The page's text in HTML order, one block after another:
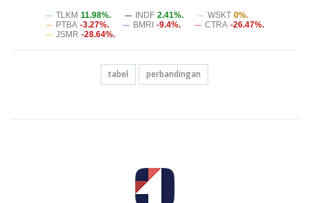
TLKM 11.98%. INDF 2.41%. WSKT 0%.
PTBA -3.27%. BMRI -9.4%. CTRA -26.47%.
JSMR -28.64%.
tabel perbandingan